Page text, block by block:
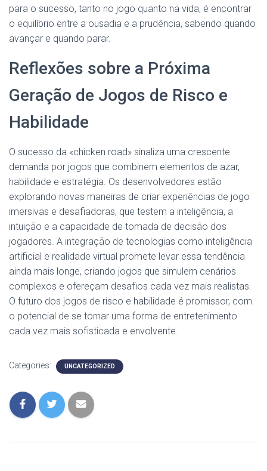
para o sucesso, tanto no jogo quanto na vida, é encontrar
o equilíbrio entre a ousadia e a prudência, sabendo quando
avançar e quando parar.
Reflexões sobre a Próxima
Geração de Jogos de Risco e
Habilidade
O sucesso da «chicken road» sinaliza uma crescente
demanda por jogos que combinem elementos de azar,
habilidade e estratégia. Os desenvolvedores estão
explorando novas maneiras de criar experiências de jogo
imersivas e desafiadoras, que testem a inteligência, a
intuição e a capacidade de tomada de decisão dos
jogadores. A integração de tecnologias como inteligência
artificial e realidade virtual promete levar essa tendência
ainda mais longe, criando jogos que simulem cenários
complexos e ofereçam desafios cada vez mais realistas.
O futuro dos jogos de risco e habilidade é promissor, com
o potencial de se tornar uma forma de entretenimento
cada vez mais sofisticada e envolvente.
Categories: UNCATEGORIZED